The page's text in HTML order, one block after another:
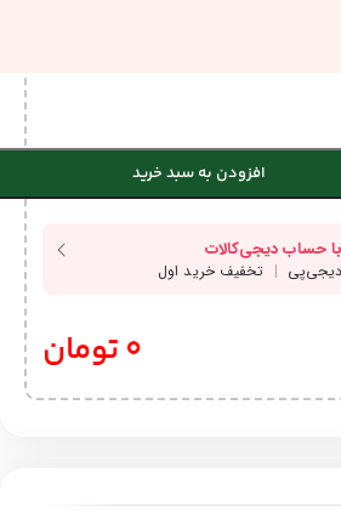
افزودن به سبد خرید
0 تومان